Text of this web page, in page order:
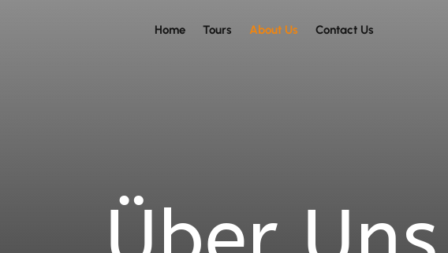
Home Tours About Us Contact Us